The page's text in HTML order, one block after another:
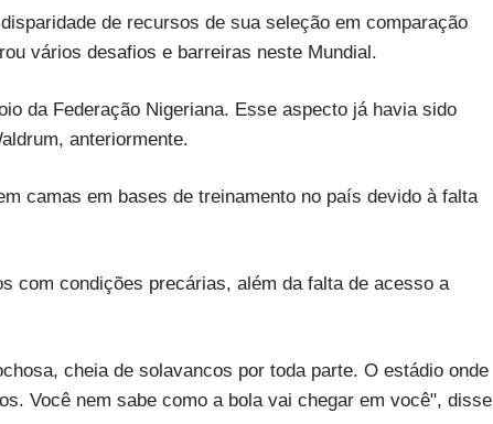
de recursos de sua seleção em comparação
vários desafios e barreiras neste Mundial.
da Federação Nigeriana. Esse aspecto já havia sido
anteriormente.
camas em bases de treinamento no país devido à falta
com condições precárias, além da falta de acesso a
cheia de solavancos por toda parte. O estádio onde
Você nem sabe como a bola vai chegar em você", disse